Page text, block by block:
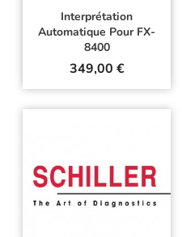
Interprétation
Automatique Pour FX-
8400
Prix
349,00 €